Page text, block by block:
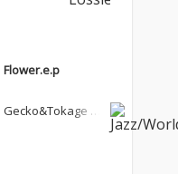
Flower.e.p
Gecko&Tokage Pa